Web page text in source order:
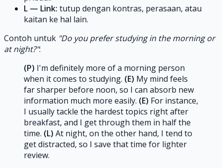
L — Link: tutup dengan kontras, perasaan, atau
kaitan ke hal lain.
Contoh untuk "Do you prefer studying in the morning or
at night?":
(P) I'm definitely more of a morning person
when it comes to studying. (E) My mind feels
far sharper before noon, so I can absorb new
information much more easily. (E) For instance,
I usually tackle the hardest topics right after
breakfast, and I get through them in half the
time. (L) At night, on the other hand, I tend to
get distracted, so I save that time for lighter
review.